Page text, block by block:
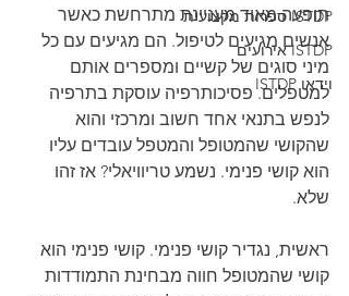
ISTDP ספרות מקצועית
ISTDP אירועים
וידאו ISTDP
תופעה מאוד מעניינת מתרחשת כאשר
אנשים מגיעים לטיפול. הם מגיעים עם כל
מיני סוגים של קשיים ומספרים אותם
למטפלים. פסיכותרפיה עוסקת בתרפיה
לנפש בתנאי אחד חשוב ומרכזי והוא
שהקושי שהמטופל והמטפל עובדים עליו
הוא קושי פנימי. נשמע טריוויאלי? אז זהו
שלא.
ראשית, נגדיר קושי פנימי. קושי פנימי הוא
קושי שהמטופל חווה מבחינת התמודדות